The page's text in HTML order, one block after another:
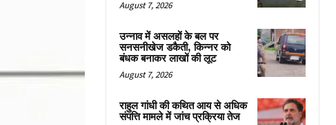
August 7, 2026
उन्नाव में असलहों के बल पर
सनसनीखेज डकैती, किन्नर को
बंधक बनाकर लाखों की लूट
August 7, 2026
राहुल गांधी की कथित आय से अधिक
संपत्ति मामले में जांच प्रक्रिया तेज